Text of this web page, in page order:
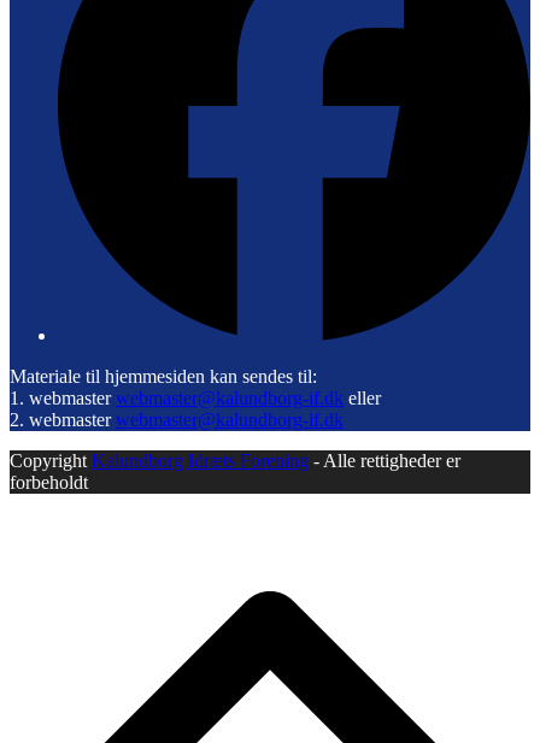
Materiale til hjemmesiden kan sendes til:
1. webmasterwebmaster@kalundborg-if.dk eller
2. webmasterwebmaster@kalundborg-if.dk
Copyright Kalundborg Idræts Forening - Alle rettigheder er
forbeholdt